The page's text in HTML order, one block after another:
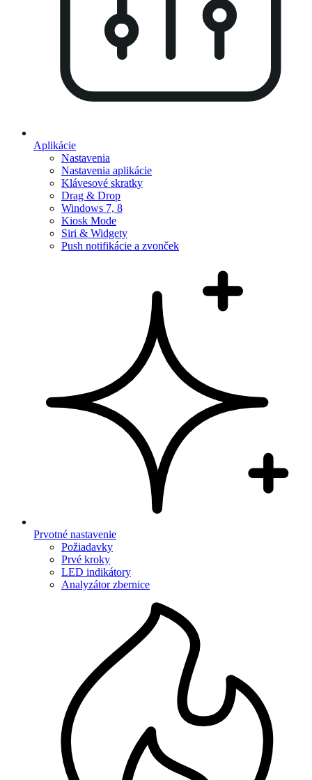
Aplikácie
Nastavenia
Nastavenia aplikácie
Klávesové skratky
Drag & Drop
Windows 7, 8
Kiosk Mode
Siri & Widgety
Push notifikácie a zvonček
Prvotné nastavenie
Požiadavky
Prvé kroky
LED indikátory
Analyzátor zbernice